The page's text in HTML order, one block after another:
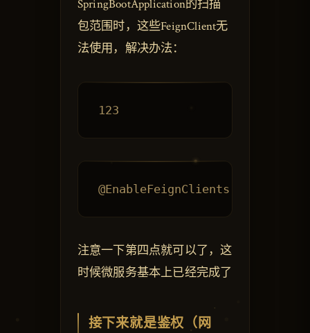
SpringBootApplication的扫描
包范围时，这些FeignClient无
法使用，解决办法：
注意一下第四点就可以了，这
时候微服务基本上已经完成了
接下来就是鉴权（网